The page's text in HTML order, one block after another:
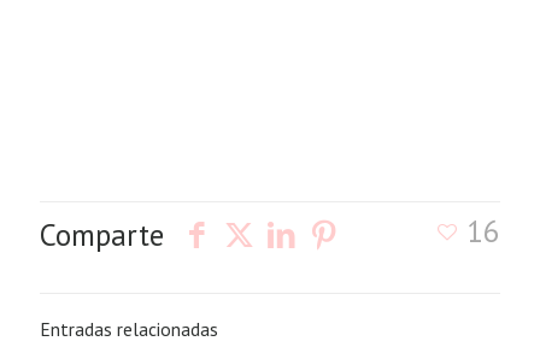
Comparte 16
Entradas relacionadas